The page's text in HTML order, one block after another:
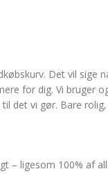
Det vil sige
for dig. Vi bruger
det vi gør. Bare
– ligesom 100% af